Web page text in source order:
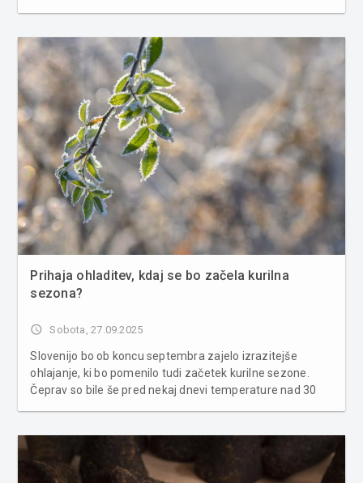
telefone prebivalcev i...
Prihaja ohladitev, kdaj se bo začela kurilna
sezona?
access_time Sobota, 27.09.2025
Slovenijo bo ob koncu septembra zajelo izrazitejše
ohlajanje, ki bo pomenilo tudi začetek kurilne sezone.
Čeprav so bile še pred nekaj dnevi temperature nad 30